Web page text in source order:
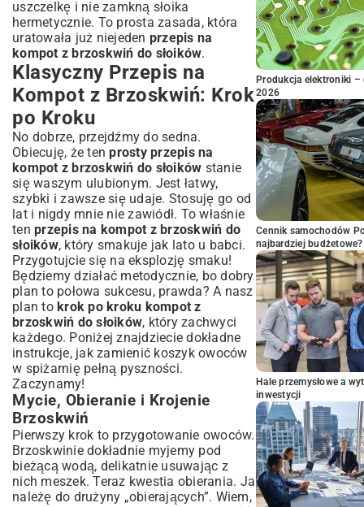
uszczelkę i nie zamkną słoika
hermetycznie. To prosta zasada, która
uratowała już niejeden przepis na
kompot z brzoskwiń do słoików.
Klasyczny Przepis na
Kompot z Brzoskwiń: Krok
po Kroku
No dobrze, przejdźmy do sedna.
Obiecuję, że tenprosty przepis na
kompot z brzoskwiń do słoików stanie
się waszym ulubionym. Jest łatwy,
szybki i zawsze się udaje. Stosuję go od
lat i nigdy mnie nie zawiódł. To właśnie
ten przepis na kompot z brzoskwiń do
słoików, który smakuje jak lato u babci.
Przygotujcie się na eksplozję smaku!
Będziemy działać metodycznie, bo dobry
plan to połowa sukcesu, prawda? A nasz
plan to krok po kroku kompot z
brzoskwiń do słoików, który zachwyci
każdego. Poniżej znajdziecie dokładne
instrukcje, jak zamienić koszyk owoców
w spiżarnię pełną pyszności.
Zaczynamy!
Mycie, Obieranie i Krojenie
Brzoskwiń
Pierwszy krok to przygotowanie owoców.
Brzoskwinie dokładnie myjemy pod
bieżącą wodą, delikatnie usuwając z
nich meszek. Teraz kwestia obierania. Ja
należę do drużyny „obierających”. Wiem,
Produkcja elektroniki –
2026
Cennik samochodów
najbardziej budżetowe?
Hale przemysłowe a
inwestycji